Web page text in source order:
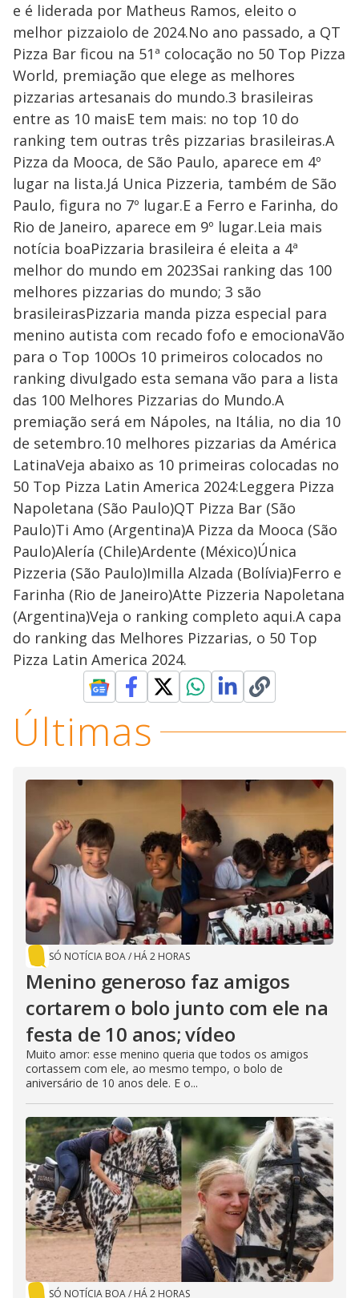
e é liderada por Matheus Ramos, eleito o
melhor pizzaiolo de 2024.No ano passado, a QT
Pizza Bar ficou na 51ª colocação no 50 Top Pizza
World, premiação que elege as melhores
pizzarias artesanais do mundo.3 brasileiras
entre as 10 maisE tem mais: no top 10 do
ranking tem outras três pizzarias brasileiras.A
Pizza da Mooca, de São Paulo, aparece em 4º
lugar na lista.Já Unica Pizzeria, também de São
Paulo, figura no 7º lugar.E a Ferro e Farinha, do
Rio de Janeiro, aparece em 9º lugar.Leia mais
notícia boaPizzaria brasileira é eleita a 4ª
melhor do mundo em 2023Sai ranking das 100
melhores pizzarias do mundo; 3 são
brasileirasPizzaria manda pizza especial para
menino autista com recado fofo e emocionaVão
para o Top 100Os 10 primeiros colocados no
ranking divulgado esta semana vão para a lista
das 100 Melhores Pizzarias do Mundo.A
premiação será em Nápoles, na Itália, no dia 10
de setembro.10 melhores pizzarias da América
LatinaVeja abaixo as 10 primeiras colocadas no
50 Top Pizza Latin America 2024:Leggera Pizza
Napoletana (São Paulo)QT Pizza Bar (São
Paulo)Ti Amo (Argentina)A Pizza da Mooca (São
Paulo)Alería (Chile)Ardente (México)Única
Pizzeria (São Paulo)Imilla Alzada (Bolívia)Ferro e
Farinha (Rio de Janeiro)Atte Pizzeria Napoletana
(Argentina)Veja o ranking completo aqui.A capa
do ranking das Melhores Pizzarias, o 50 Top
Pizza Latin America 2024.
Últimas
SÓ NOTÍCIA BOA/ HÁ 2 HORAS
Menino generoso faz amigos
cortarem o bolo junto com ele na
festa de 10 anos; vídeo
Muito amor: esse menino queria que todos os amigos
cortassem com ele, ao mesmo tempo, o bolo de
aniversário de 10 anos dele. E o...
SÓ NOTÍCIA BOA/ HÁ 2 HORAS